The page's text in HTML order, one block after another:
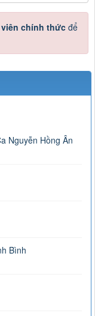
chính thức để
Nguyễn Hồng Ân
Bình